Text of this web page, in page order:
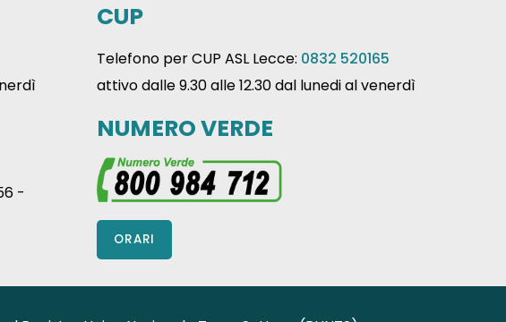
-
CUP
Telefono per CUP ASL Lecce: 0832 520165
attivo dalle 9.30 alle 12.30 dal lunedi al venerdì
NUMERO VERDE
ORARI